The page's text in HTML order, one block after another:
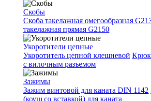
Скобы
Скоба такелажная омегообразная
такелажная прямая G2150
Укоротители цепные
Укоротитель цепной клешневой
с вилочным разъемом
Зажимы
Зажим винтовой для каната DIN 1142
(коуш со вставкой) для каната